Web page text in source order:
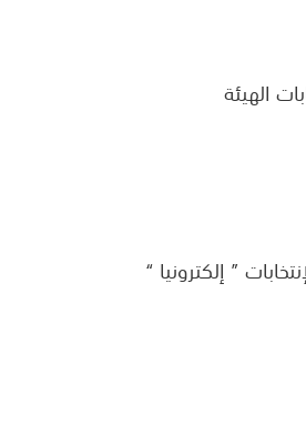
الهيئة
” إلكترونيا “